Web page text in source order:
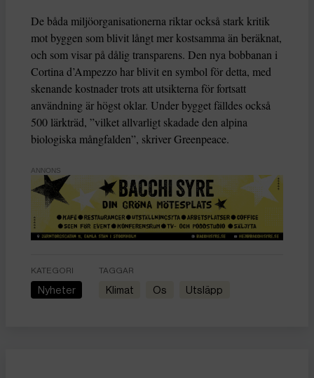
De båda miljöorganisationerna riktar också stark kritik
mot byggen som blivit långt mer kostsamma än beräknat,
och som visar på dålig transparens. Den nya bobbanan i
Cortina d’Ampezzo har blivit en symbol för detta, med
skenande kostnader trots att utsikterna för fortsatt
användning är högst oklar. Under bygget fälldes också
500 lärkträd, ”vilket allvarligt skadade den alpina
biologiska mångfalden”, skriver Greenpeace.
ANNONS
KATEGORI
Nyheter
TAGGAR
Klimat os utsläpp